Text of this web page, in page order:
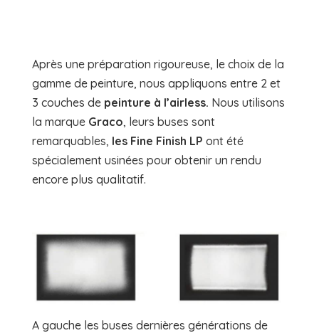
Après une préparation rigoureuse, le choix de la
gamme de peinture, nous appliquons entre 2 et
3 couches de peinture à l’airless. Nous utilisons
la marque Graco, leurs buses sont
remarquables, les Fine Finish LP ont été
spécialement usinées pour obtenir un rendu
encore plus qualitatif.
A gauche les buses dernières générations de